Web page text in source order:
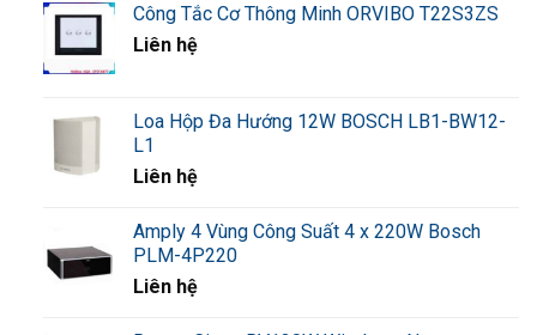
– Bao gồm hai cổng điện thoại tiêu chuẩn, mỗi cổng
có một số điện thoại độc lập, để sử dụng với máy fax
– Tương thích với tất cả các tiêu chuẩn âm thanh và
dữ liệu trong ngành và các tính năng điện thoại thông
thường như caller ID, call waiting và voicemail.
– Bao gồm một tiện ích cấu hình dựa trên web dễ sử
Công Tắc Cơ Thông Minh ORVIBO T22S3ZS
Liên hệ
Loa Hộp Đa Hướng 12W BOSCH LB1-BW12-
L1
Liên hệ
Amply 4 Vùng Công Suất 4 x 220W Bosch
PLM-4P220
Liên hệ